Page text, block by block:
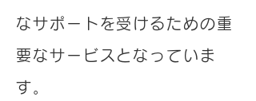
なサポートを受けるための重
要なサービスとなっていま
す。